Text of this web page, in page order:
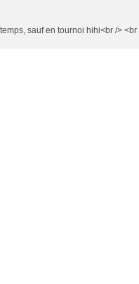
sauf en tournoi hihi<br /> <br